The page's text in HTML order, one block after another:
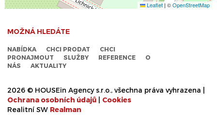
Leaflet | ©OpenStreetMap
MOŽNÁ HLEDÁTE
NABÍDKA CHCI PRODAT
CHCI
PRONAJMOUT
SLUŽBY REFERENCE
O
NÁS
AKTUALITY
2026 © HOUSEin Agency s.r.o., všechna práva vyhrazena |
Ochrana osobních údajů
Cookies
Realitní SW Realman